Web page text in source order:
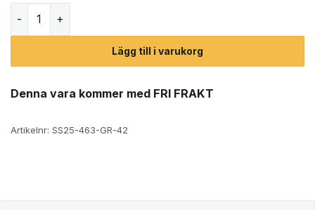
Lägg till i varukorg
Denna vara kommer med FRI FRAKT
Artikelnr: SS25-463-GR-42